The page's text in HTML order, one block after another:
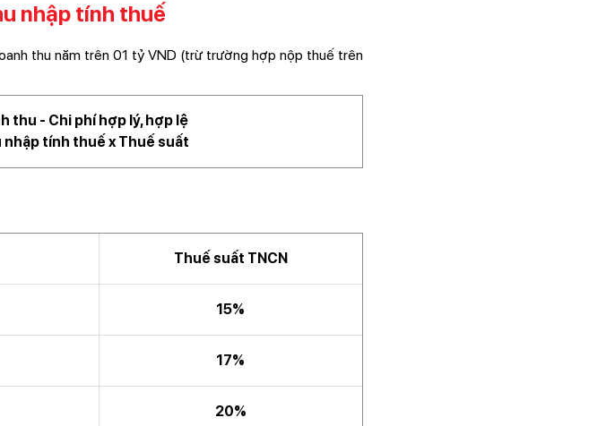
nhập tính thuế
thu năm trên 01 tỷ VND (trừ trường hợp nộp thuế trên
thu - Chi phí hợp lý, hợp lệ
nhập tính thuế x Thuế suất
Thuế suất TNCN
15%
17%
20%